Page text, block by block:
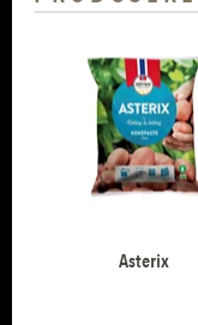
Asterix